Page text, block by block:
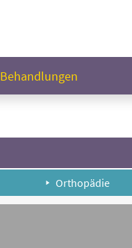
Behandlungen
Orthopädie